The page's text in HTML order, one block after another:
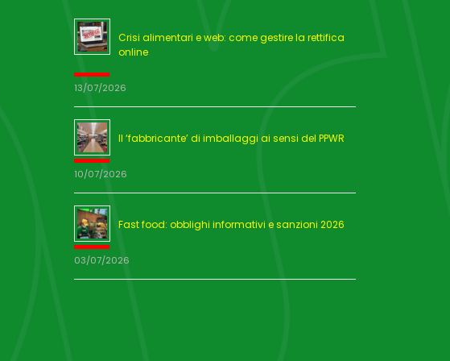
Crisi alimentari e web: come gestire la rettifica
online
13/07/2026
Il ‘fabbricante’ di imballaggi ai sensi del PPWR
10/07/2026
Fast food: obblighi informativi e sanzioni 2026
03/07/2026